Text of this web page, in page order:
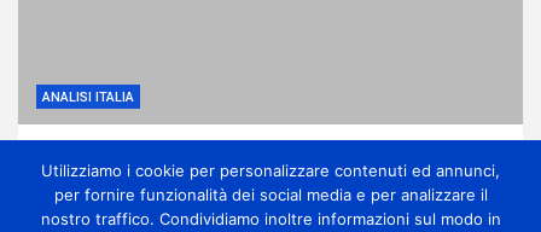
ANALISI ITALIA
temporale di calore sui monti
1 giorno ago miometeo
Utilizziamo i cookie per personalizzare contenuti ed annunci,
per fornire funzionalità dei social media e per analizzare il
nostro traffico. Condividiamo inoltre informazioni sul modo in